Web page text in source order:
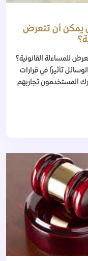
يمكن أن تتعرض
للمساءلة القانونية؟
تأثيرًا في قرارات
المستخدمون تجاربهم